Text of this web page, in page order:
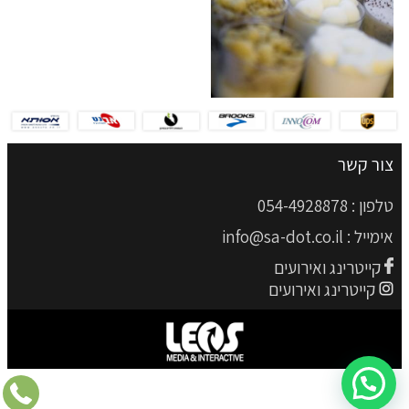
צור קשר
טלפון : 054-4928878
אימייל : info@sa-dot.co.il
קייטרינג ואירועים
קייטרינג ואירועים